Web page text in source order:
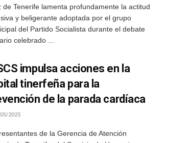
de Tenerife lamenta profundamente la actitud
y beligerante adoptada por el grupo
del Partido Socialista durante el debate
celebrado ...
impulsa acciones en la
tinerfeña para la
de la parada cardíaca
2025
de la Gerencia de Atención